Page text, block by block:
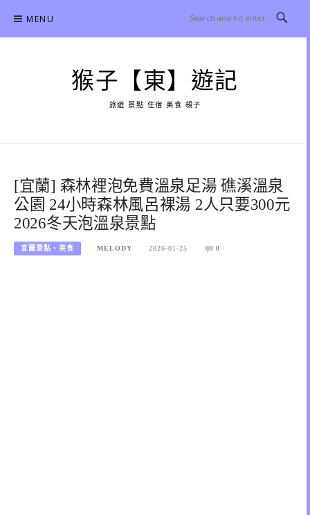
content
MENU
猴子【東】遊記
旅遊 景點 住宿 美食 親子
[宜蘭] 森林裡泡免費溫泉足湯 礁溪溫泉
公園 24小時森林風呂裸湯 2人只要300元
2026冬天泡溫泉景點
宜蘭景點、美食 MELODY 2026-01-25 0